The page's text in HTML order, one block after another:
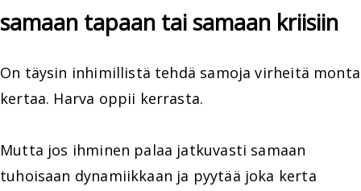
samaan tapaan tai samaan kriisiin
On täysin inhimillistä tehdä samoja virheitä monta
kertaa. Harva oppii kerrasta.
Mutta jos ihminen palaa jatkuvasti samaan
tuhoisaan dynamiikkaan ja pyytää joka kerta